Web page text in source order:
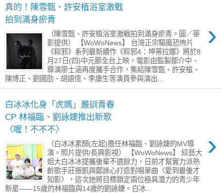
真的！陳雪甄、許安植浴室激戰
拍到滿身瘀青
›
（陳雪甄、許安植浴室激戰拍到滿身瘀青。圖／華
影提供） 【WoWoNews】 台灣正宗驅魔恐怖片
《粽邪》系列最新續作《粽邪4：坤蒂拉娜》將於8
月27日(四)中元節全台上映。電影由監製鄒介中、
導演廖士涵再度攜手合作，集結陳雪甄、許安植、
陳博正、劉國劭、胡語恆、李康生等演員參與演出...
白冰冰化身「虎媽」嚴訓青春
CP 林福臨、劉詠婕推出新歌
〈喔！不不不〉
›
（白冰冰素顏(左起)擔任林福臨、劉詠婕的MV導
演。照片提供/長興影視） 【WoWoNews】 綜藝大
姐大白冰冰提攜後輩不遺餘力，日前才幫實力派熟
齡歌手莊振凱與鄭詠心打造對唱單曲〈愛到最後才
知影〉，這次她將目標鎖定兩位極具潛力的青少年
新星——15歲的林福臨與14歲的劉詠婕。白冰...